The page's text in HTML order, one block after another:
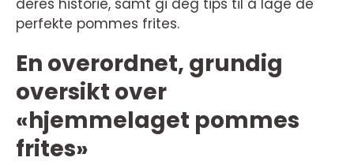
deres historie, samt gi deg tips til å lage de
perfekte pommes frites.
En overordnet, grundig
oversikt over
«hjemmelaget pommes
frites»